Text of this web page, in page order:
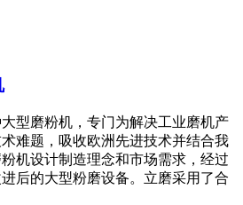
型磨粉机，专门为解决工业磨机产
难题，吸收欧洲先进技术并结合我
机设计制造理念和市场需求，经过
后的大型粉磨设备。立磨采用了合